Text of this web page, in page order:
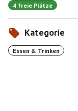
4 freie Plätze
Kategorie
Essen & Trinken